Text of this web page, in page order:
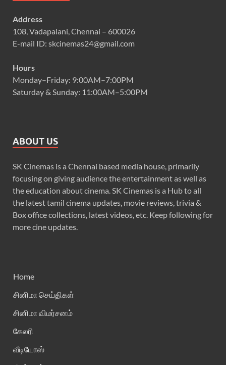
Address
108, Vadapalani, Chennai – 600026
E-mail ID: skcinemas24@gmail.com
Hours
Monday–Friday: 9:00AM–7:00PM
Saturday & Sunday: 11:00AM–5:00PM
ABOUT US
SK Cinemas is a Chennai based media house, primarily
focusing on giving audience the entertainment as well as
the education about cinema. SK Cinemas is a Hub to all
the latest tamil cinema updates, movie reviews, trivia &
Box office collections, latest videos, etc. Keep following for
more cine updates.
Home
சினிமா செய்திகள்
சினிமா விமர்சனம்
கேலரி
வீடியோஸ்